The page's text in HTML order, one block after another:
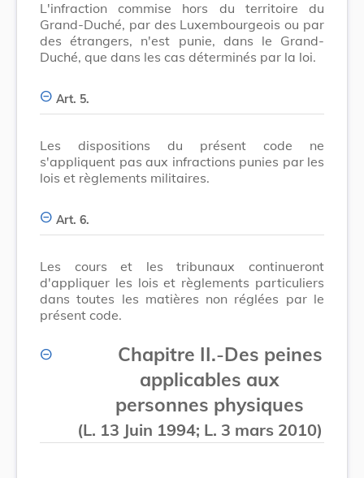
L'infraction commise hors du territoire du
Grand-Duché, par des Luxembourgeois ou par
des étrangers, n'est punie, dans le Grand-
Duché, que dans les cas déterminés par la loi.
Art. 5.
Les dispositions du présent code ne
s'appliquent pas aux infractions punies par les
lois et règlements militaires.
Art. 6.
Les cours et les tribunaux continueront
d'appliquer les lois et règlements particuliers
dans toutes les matières non réglées par le
présent code.
Chapitre II.-Des peines
applicables aux
personnes physiques
(L. 13 Juin 1994; L. 3 mars 2010)